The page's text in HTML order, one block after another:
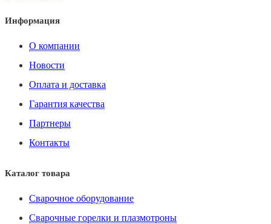
Информация
О компании
Новости
Оплата и доставка
Гарантия качества
Партнеры
Контакты
Каталог товара
Сварочное оборудование
Сварочные горелки и плазмотроны